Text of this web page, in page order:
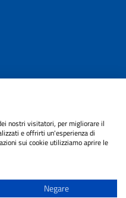
nostri visitatori, per migliorare il
e offrirti un'esperienza di
sui cookie utilizziamo aprire le
Negare